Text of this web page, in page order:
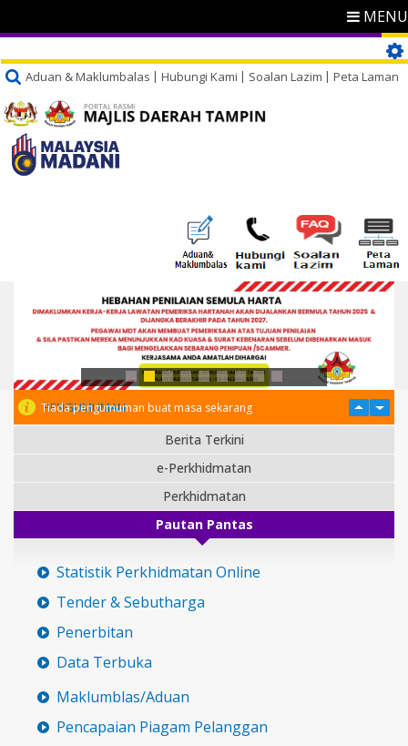
MENU
Aduan & Maklumbalas Hubungi Kami Soalan Lazim Peta Laman
PENGUMUMAN
Tiada pengumuman buat masa sekarang
Berita Terkini
e-Perkhidmatan
Perkhidmatan
Pautan Pantas
Statistik Perkhidmatan Online
Tender & Sebutharga
Penerbitan
Data Terbuka
Maklumblas/Aduan
Pencapaian Piagam Pelanggan